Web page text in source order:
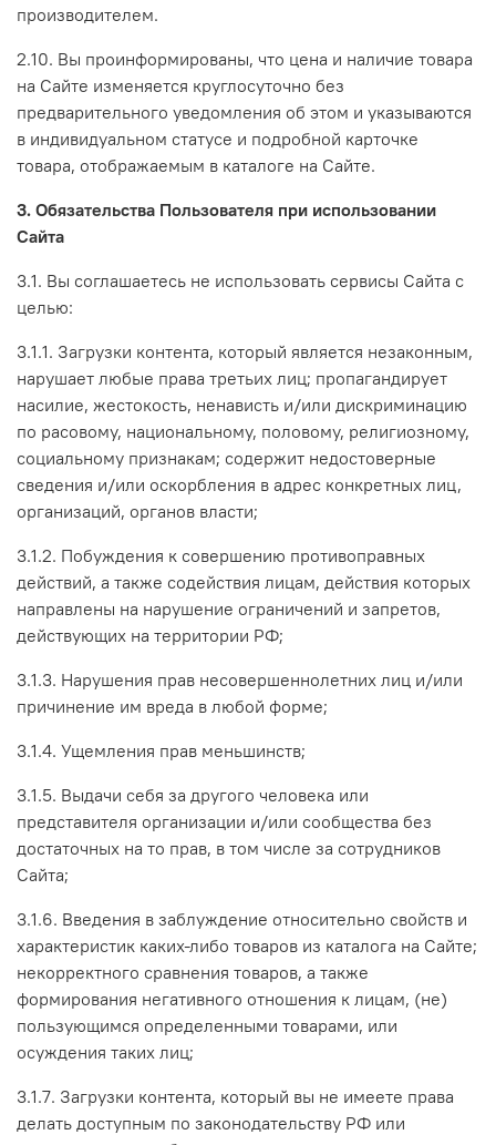
производителем.
2.10. Вы проинформированы, что цена и наличие товара
на Сайте изменяется круглосуточно без
предварительного уведомления об этом и указываются
в индивидуальном статусе и подробной карточке
товара, отображаемым в каталоге на Сайте.
3. Обязательства Пользователя при использовании
Сайта
3.1. Вы соглашаетесь не использовать сервисы Сайта с
целью:
3.1.1. Загрузки контента, который является незаконным,
нарушает любые права третьих лиц; пропагандирует
насилие, жестокость, ненависть и/или дискриминацию
по расовому, национальному, половому, религиозному,
социальному признакам; содержит недостоверные
сведения и/или оскорбления в адрес конкретных лиц,
организаций, органов власти;
3.1.2. Побуждения к совершению противоправных
действий, а также содействия лицам, действия которых
направлены на нарушение ограничений и запретов,
действующих на территории РФ;
3.1.3. Нарушения прав несовершеннолетних лиц и/или
причинение им вреда в любой форме;
3.1.4. Ущемления прав меньшинств;
3.1.5. Выдачи себя за другого человека или
представителя организации и/или сообщества без
достаточных на то прав, в том числе за сотрудников
Сайта;
3.1.6. Введения в заблуждение относительно свойств и
характеристик каких-либо товаров из каталога на Сайте;
некорректного сравнения товаров, а также
формирования негативного отношения к лицам, (не)
пользующимся определенными товарами, или
осуждения таких лиц;
3.1.7. Загрузки контента, который вы не имеете права
делать доступным по законодательству РФ или